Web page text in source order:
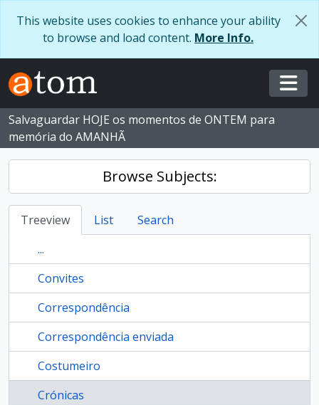
This website uses cookies to enhance your ability
to browse and load content. More Info.
Salvaguardar HOJE os momentos de ONTEM para
memória do AMANHÃ
Browse Subjects:
Treeview List
Search
...
Convites
Correspondência
Correspondência enviada
Costumeiro
Crónicas